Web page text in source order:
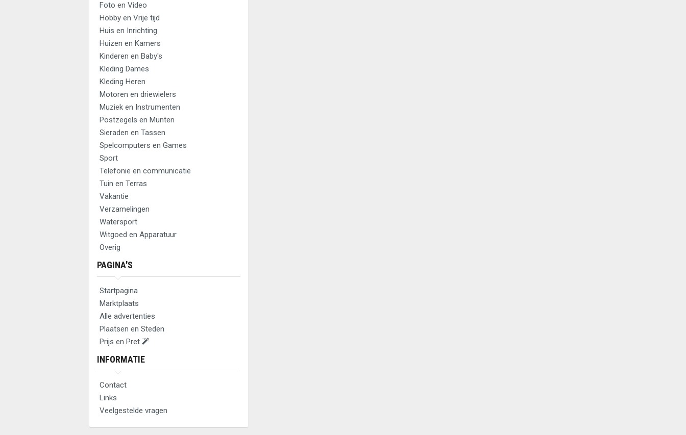
Foto en Video
Hobby en Vrije tijd
Huis en Inrichting
Huizen en Kamers
Kinderen en Baby's
Kleding Dames
Kleding Heren
Motoren en driewielers
Muziek en Instrumenten
Postzegels en Munten
Sieraden en Tassen
Spelcomputers en Games
Sport
Telefonie en communicatie
Tuin en Terras
Vakantie
Verzamelingen
Watersport
Witgoed en Apparatuur
Overig
PAGINA'S
Startpagina
Marktplaats
Alle advertenties
Plaatsen en Steden
Prijs en Pret
INFORMATIE
Contact
Links
Veelgestelde vragen